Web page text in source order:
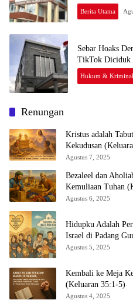
Berita Utama
Sebar Hoaks
TikTok Diciduk
Hukum & Kriminal
Renungan
Kristus adalah
Kekudusan
Agustus 7, 2025
Bezaleel dan
Kemuliaan Tuhan
Agustus 6, 2025
Hidupku Adalah
Israel di Padang
Agustus 5, 2025
Kembali ke Meja
(Keluaran 35:1-5)
Agustus 4, 2025